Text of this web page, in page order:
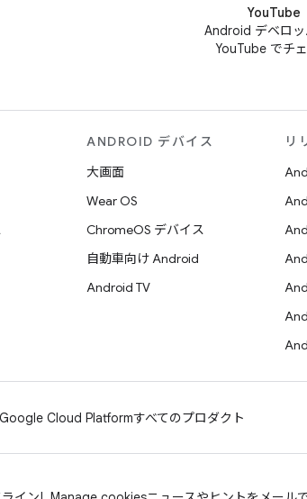
YouTube
Android デベロッ
YouTube でチ
ANDROID デバイス
大画面
Wear OS
ChromeOS デバイス
自動車向け Android
Android TV
リ
Google Cloud Platformすべてのプロダクト